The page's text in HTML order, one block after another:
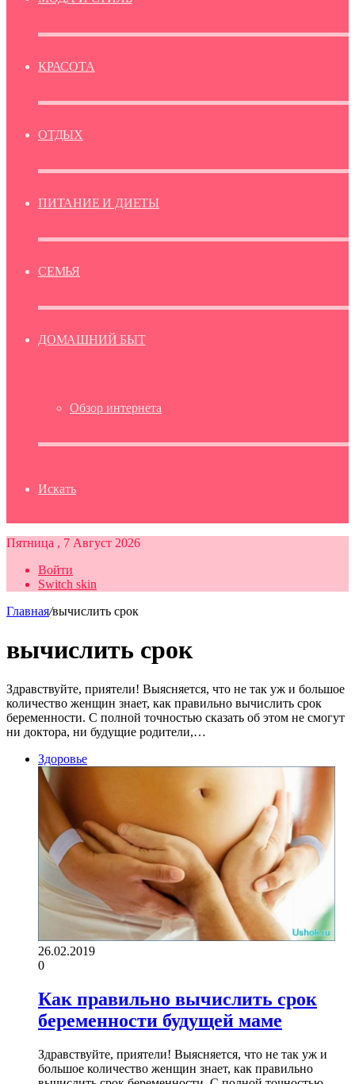
КРАСОТА
ОТДЫХ
ПИТАНИЕ И ДИЕТЫ
СЕМЬЯ
ДОМАШНИЙ БЫТ
Обзор интернета
Искать
Пятница , 7 Август 2026
Войти
Switch skin
Главная/вычислить срок
вычислить срок
Здравствуйте, приятели! Выясняется, что не так уж и большое
количество женщин знает, как правильно вычислить срок
беременности. С полной точностью сказать об этом не смогут
ни доктора, ни будущие родители,…
Здоровье
26.02.2019
0
Как правильно вычислить срок
беременности будущей маме
Здравствуйте, приятели! Выясняется, что не так уж и
большое количество женщин знает, как правильно